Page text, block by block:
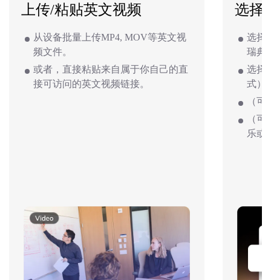
上传/粘贴英文视频
从设备批量上传MP4, MOV等英文视
频文件。
或者，直接粘贴来自属于你自己的直
接可访问的英文视频链接。
选择
选择
瑞典
选择
式）
（
（
乐或